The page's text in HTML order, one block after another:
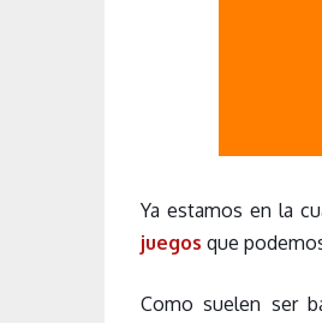
Ya estamos en la
juegos que
Como suelen ser